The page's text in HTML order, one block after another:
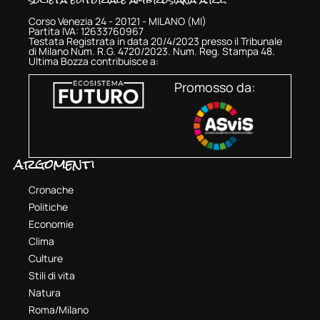
Corso Venezia 24 - 20121 - MILANO (MI)
Partita IVA: 12633760967
Testata Registrata in data 20/4/2023 presso il Tribunale
di Milano Num. R.G. 4720/2023. Num. Reg. Stampa 48.
Ultima Bozza contribuisce a:
Promosso da:
argomenti
Cronache
Politiche
Economie
Clima
Culture
Stili di vita
Natura
Roma/Milano